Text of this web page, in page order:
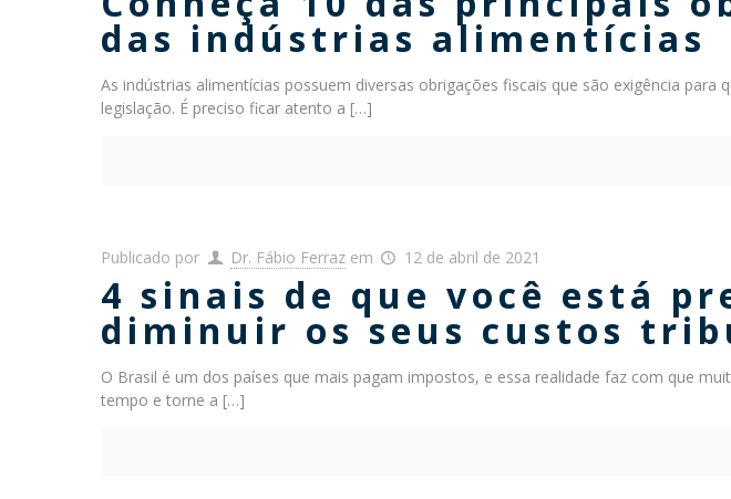
das indústrias alimentícias
As indústrias alimentícias possuem diversas obrigações fiscais que são exigência
legislação. É preciso ficar atento a […]
Publicado por Dr. Fábio Ferraz em 12 de abril de 2021
4 sinais de que você está
diminuir os seus custos
O Brasil é um dos países que mais pagam impostos, e essa realidade faz com que
tempo e torne a […]